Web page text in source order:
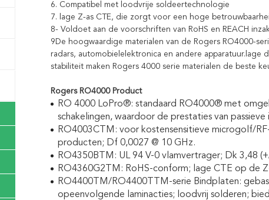
6. Compatibel met loodvrije soldeertechnologie
7. lage Z-as CTE, die zorgt voor een hoge
8- Voldoet aan de voorschriften van RoHS en REACH
9De hoogwaardige materialen van de Rogers RO4000-
radars, automobielelektronica en andere apparatuur.lage
stabiliteit maken Rogers 4000 serie materialen de beste
Rogers RO4000 Product
RO 4000 LoPro®: standaard RO4000® met
schakelingen, waardoor de prestaties van
RO4003CTM: voor kostensensitieve microgolf/
producten; Df 0,0027 @ 10 GHz.
RO4350BTM: UL 94 V-0 vlamvertrager; Dk 3,48
RO4360G2TM: RoHS-conform; lage CTE op de
RO4400TM/RO4400TTM-serie Bindplaten:
opeenvolgende laminacties; loodvrij solderen;